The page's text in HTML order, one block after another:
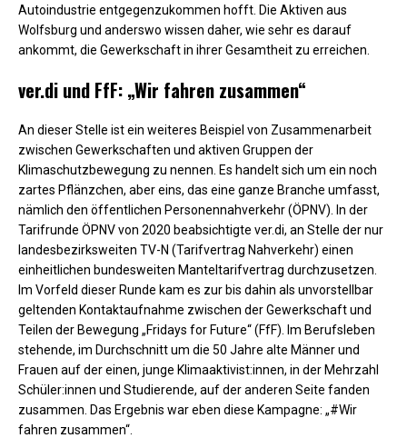
Autoindustrie entgegenzukommen hofft. Die Aktiven aus
Wolfsburg und anderswo wissen daher, wie sehr es darauf
ankommt, die Gewerkschaft in ihrer Gesamtheit zu erreichen.
ver.di und FfF: „Wir fahren zusammen“
An dieser Stelle ist ein weiteres Beispiel von Zusammenarbeit
zwischen Gewerkschaften und aktiven Gruppen der
Klimaschutzbewegung zu nennen. Es handelt sich um ein noch
zartes Pflänzchen, aber eins, das eine ganze Branche umfasst,
nämlich den öffentlichen Personennahverkehr (ÖPNV). In der
Tarifrunde ÖPNV von 2020 beabsichtigte ver.di, an Stelle der nur
landesbezirksweiten TV-N (Tarifvertrag Nahverkehr) einen
einheitlichen bundesweiten Manteltarifvertrag durchzusetzen.
Im Vorfeld dieser Runde kam es zur bis dahin als unvorstellbar
geltenden Kontaktaufnahme zwischen der Gewerkschaft und
Teilen der Bewegung „Fridays for Future“ (FfF). Im Berufsleben
stehende, im Durchschnitt um die 50 Jahre alte Männer und
Frauen auf der einen, junge Klimaaktivist:innen, in der Mehrzahl
Schüler:innen und Studierende, auf der anderen Seite fanden
zusammen. Das Ergebnis war eben diese Kampagne: „#Wir
fahren zusammen“.